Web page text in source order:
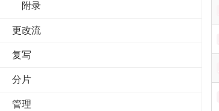
附录
更改流
复写
分片
管理